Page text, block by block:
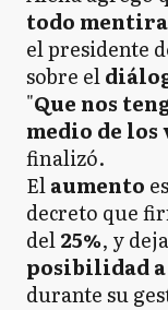
todo
el presidente
sobre el
"Que nos
medio de los
finalizó.
Elaumento
decreto que
del25%, y
posibilidad
durante su